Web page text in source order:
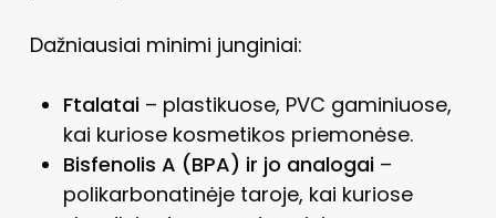
Dažniausiai minimi junginiai:
Ftalatai– plastikuose, PVC gaminiuose,
kai kuriose kosmetikos priemonėse.
Bisfenolis A (BPA) ir jo analogai–
polikarbonatinėje taroje, kai kuriose